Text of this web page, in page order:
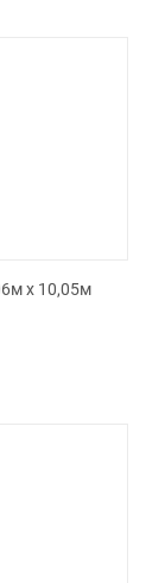
х 10,05м